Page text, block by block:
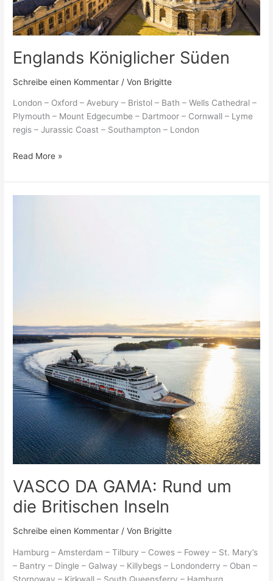
Englands Königlicher Süden
Schreibe einen Kommentar / Von Brigitte
London – Oxford – Avebury – Bristol – Bath – Wells Cathedral –
Plymouth – Mount Edgecumbe – Dartmoor – Cornwall – Lyme
regis – Jurassic Coast – Southampton – London
Read More »
VASCO DA GAMA: Rund um
die Britischen Inseln
Schreibe einen Kommentar / Von Brigitte
Hamburg – Amsterdam – Tilbury – Cowes – Fowey – St. Mary’s
– Bantry – Dingle – Galway – Killybegs – Londonderry – Oban –
Stornoway – Kirkwall – South Queensferry – Hamburg